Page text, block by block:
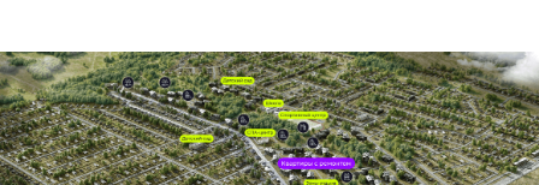
Новый формат —
загородные квартиры
Если вы пока не готовы к заботам об участке,
но мечтаете жить на свежем воздухе — обратите
внимание на малоэтажный комплекс домов
во FREEDOM VILLAGE.